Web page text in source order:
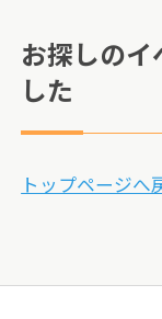
お探しのイ
した
トップページへ